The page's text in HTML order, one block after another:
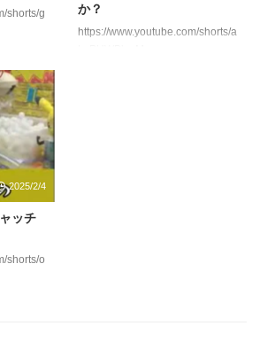
shorts/g
か？
https://www.youtube.com/shorts/a
2025/2/4
ッチ
shorts/o